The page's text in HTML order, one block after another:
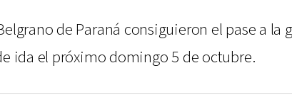
de Paraná consiguieron el pase a
ida el próximo domingo 5 de octubre.